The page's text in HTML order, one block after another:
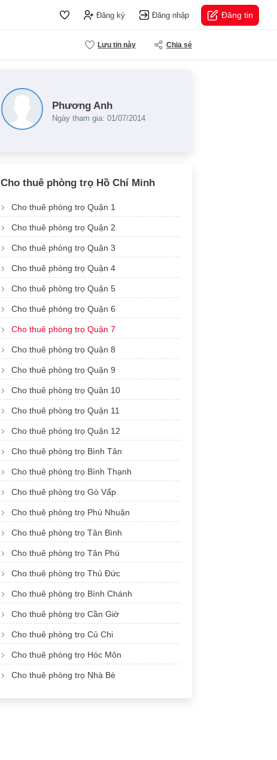
Đăng ký Đăng nhập Đăng tin
Lưu tin này Chia sẻ
Phương Anh
Ngày tham gia: 01/07/2014
Cho thuê phòng trọ Hồ Chí Minh
Cho thuê phòng trọ Quận 1
Cho thuê phòng trọ Quận 2
Cho thuê phòng trọ Quận 3
Cho thuê phòng trọ Quận 4
Cho thuê phòng trọ Quận 5
Cho thuê phòng trọ Quận 6
Cho thuê phòng trọ Quận 7
Cho thuê phòng trọ Quận 8
Cho thuê phòng trọ Quận 9
Cho thuê phòng trọ Quận 10
Cho thuê phòng trọ Quận 11
Cho thuê phòng trọ Quận 12
Cho thuê phòng trọ Bình Tân
Cho thuê phòng trọ Bình Thạnh
Cho thuê phòng trọ Gò Vấp
Cho thuê phòng trọ Phú Nhuận
Cho thuê phòng trọ Tân Bình
Cho thuê phòng trọ Tân Phú
Cho thuê phòng trọ Thủ Đức
Cho thuê phòng trọ Bình Chánh
Cho thuê phòng trọ Cần Giờ
Cho thuê phòng trọ Củ Chi
Cho thuê phòng trọ Hóc Môn
Cho thuê phòng trọ Nhà Bè